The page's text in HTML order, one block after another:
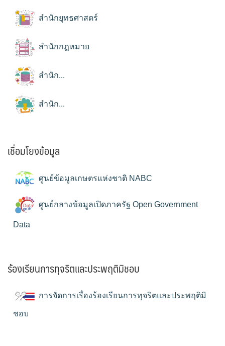
สำนักยุทธศาสตร์
สำนักกฎหมาย
สำนัก...
สำนัก...
เชื่อมโยงข้อมูล
ศูนย์ข้อมูลเกษตรแห่งชาติ NABC
ศูนย์กลางข้อมูลเปิดภาครัฐ Open Government
Data
ร้องเรียนการทุจริตและประพฤติมิชอบ
การจัดการเรื่องร้องเรียนการทุจริตและประพฤติมิ
ชอบ